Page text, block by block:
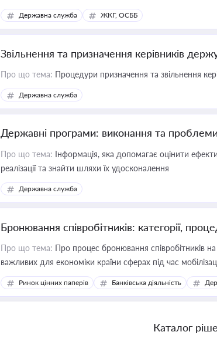
Державна служба ЖКГ, ОСББ
Звільнення та призначення керівників
Про що тема: Процедури призначення та звільнення
Державна служба
Державні програми: виконання та
Про що тема: Інформація, яка допомагає оцінити
реалізації та знайти шляхи їх удосконалення
Державна служба
Бронювання співробітників: категорії,
Про що тема: Про процес бронювання співробітників
важливих для економіки країни сферах під час
Ринок цінних паперів Банківська діяльність
Каталог